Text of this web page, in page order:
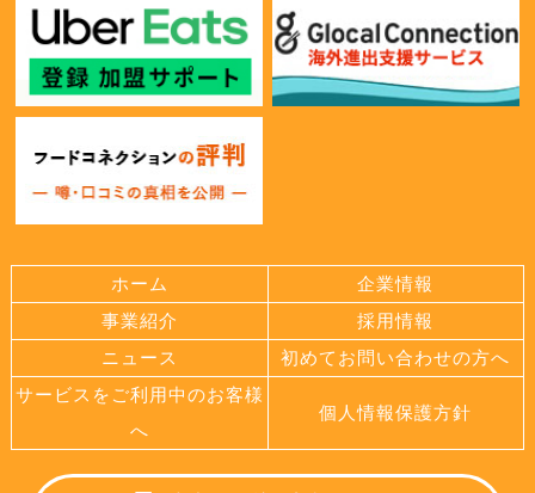
ホーム
企業情報
事業紹介
採用情報
ニュース
初めてお問い合わせの方へ
サービスをご利用中のお客様
へ
個人情報保護方針